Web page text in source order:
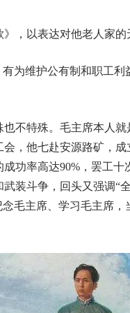
，以表达对他老人家的
为维护公有制和职工
不特殊。毛主席本人
，他七赴安源路矿，
成功率高达90% ，罢工
装斗争，回头又强调“
毛主席、学习毛主席